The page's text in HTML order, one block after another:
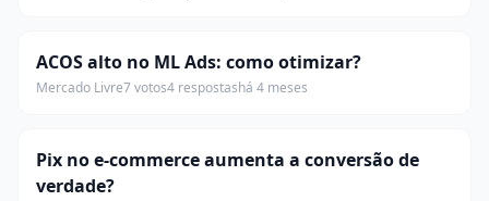
ACOS alto no ML Ads: como otimizar?
Mercado Livre7 votos4 respostashá 4 meses
Pix no e-commerce aumenta a conversão de
verdade?